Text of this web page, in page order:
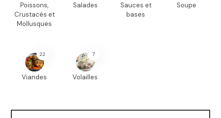
Poissons,
Crustacés et
Mollusques
Salades
Sauces et
bases
Soupe
22
Viandes
7
Volailles